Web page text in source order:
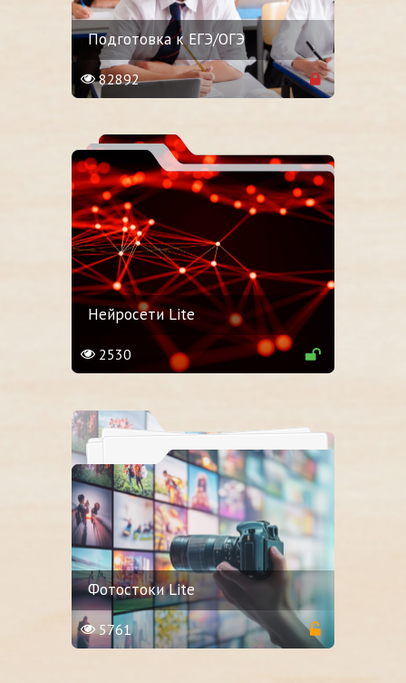
Подготовка к ЕГЭ/ОГЭ
82892
Нейросети Lite
2530
Фотостоки Lite
5761